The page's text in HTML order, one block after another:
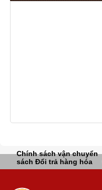
Chính sách vận chuyển
sách Đổi trả hàng hóa